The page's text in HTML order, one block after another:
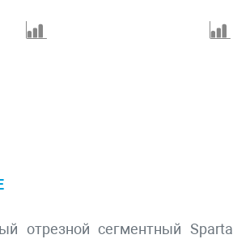
отрезной сегментный Sparta